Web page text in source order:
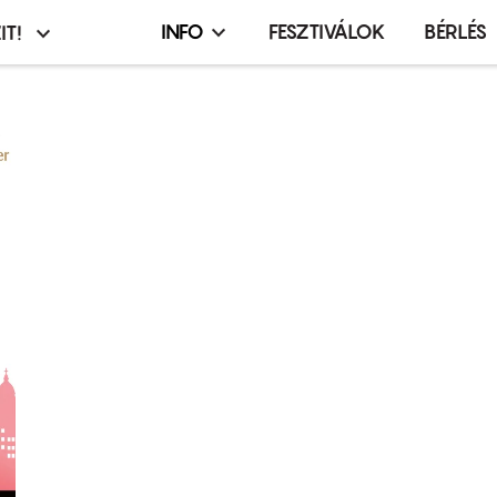
Infó,
INFO FESZTIVÁLOK BÉRLÉS